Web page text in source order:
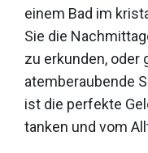
einem Bad im
Sie die
zu erkunden, oder
atemberaubende
ist die perfekte
tanken und vom